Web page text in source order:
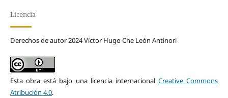
Licencia
Derechos de autor 2024 Víctor Hugo Che León Antinori
Esta obra está bajo una licencia internacional Creative Commons
Atribución 4.0.